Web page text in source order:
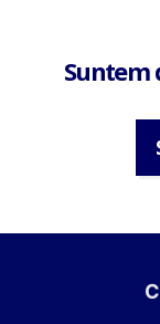
Suntem